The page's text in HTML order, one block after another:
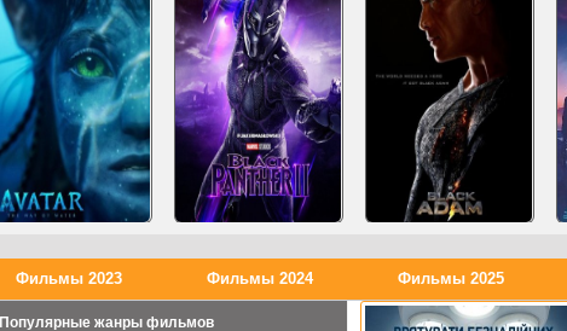
Фильмы 2023 Фильмы 2024 Фильмы 2025
Популярные жанры фильмов